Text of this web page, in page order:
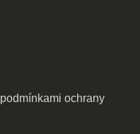
podmínkami ochrany